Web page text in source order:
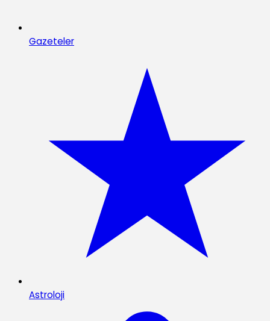
Gazeteler
Astroloji